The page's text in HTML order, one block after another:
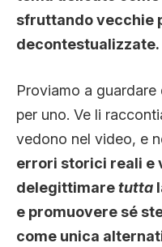
sfruttando vecchie
decontestualizzate.
Proviamo a
per uno. Ve li
vedono nel video, e
errori storici reali e
delegittimaretutta
e promuovere sé
come unica